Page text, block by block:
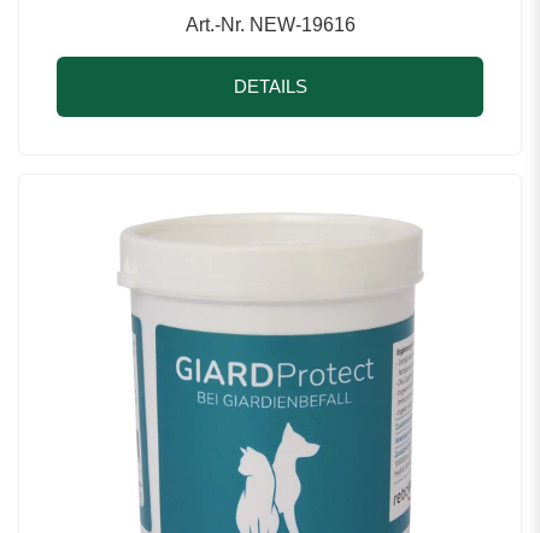
Art.-Nr. NEW-19616
DETAILS